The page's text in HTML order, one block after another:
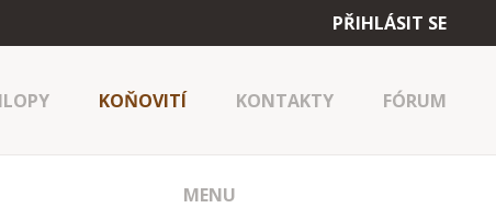
PŘIHLÁSIT SE
KOŇOVITÍ KONTAKTY FÓRUM
MENU